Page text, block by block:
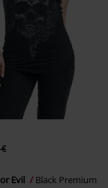
Evil
Black Premium